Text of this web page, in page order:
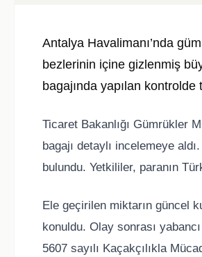
Antalya Havalimanı’nda
bezlerinin içine gizlenmiş
bagajında yapılan
Ticaret Bakanlığı Gümrükler
bagajı detaylı incelemeye
bulundu. Yetkililer, paranın
Ele geçirilen miktarın güncel
konuldu. Olay sonrası
5607 sayılı Kaçakçılıkla